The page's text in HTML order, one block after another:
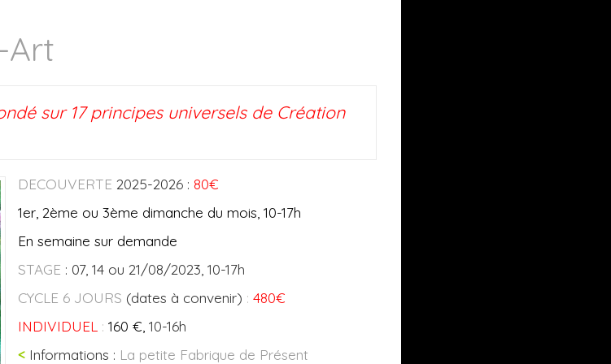
Art
sur 17 principes universels de Création
DECOUVERTE 2025-2026 : 80€
1er, 2ème ou 3ème dimanche du mois, 10-17h
En semaine sur demande
STAGE : 07, 14 ou 21/08/2023, 10-17h
CYCLE 6 JOURS (dates à convenir) : 480€
INDIVIDUEL : 160 €, 10-16h
< Informations : La petite Fabrique de Présent